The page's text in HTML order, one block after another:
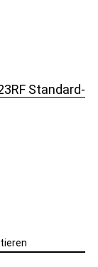
Standard-